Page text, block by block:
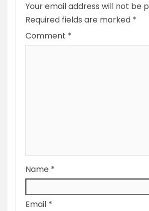
Your email address will not be
Required fields are marked *
Comment *
Name *
Email *